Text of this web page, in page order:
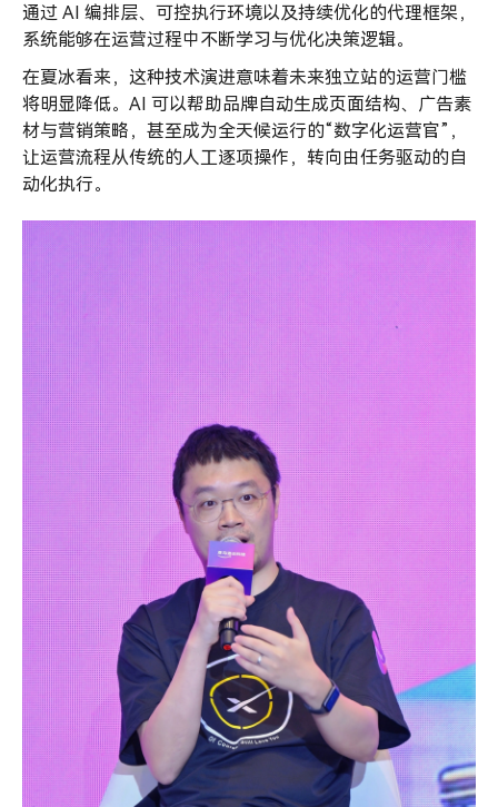
通过 AI 编排层、可控执行环境以及持续优化的代理框架，
系统能够在运营过程中不断学习与优化决策逻辑。
在夏冰看来，这种技术演进意味着未来独立站的运营门槛
将明显降低。AI 可以帮助品牌自动生成页面结构、广告素
材与营销策略，甚至成为全天候运行的“数字化运营官”，
让运营流程从传统的人工逐项操作，转向由任务驱动的自
动化执行。